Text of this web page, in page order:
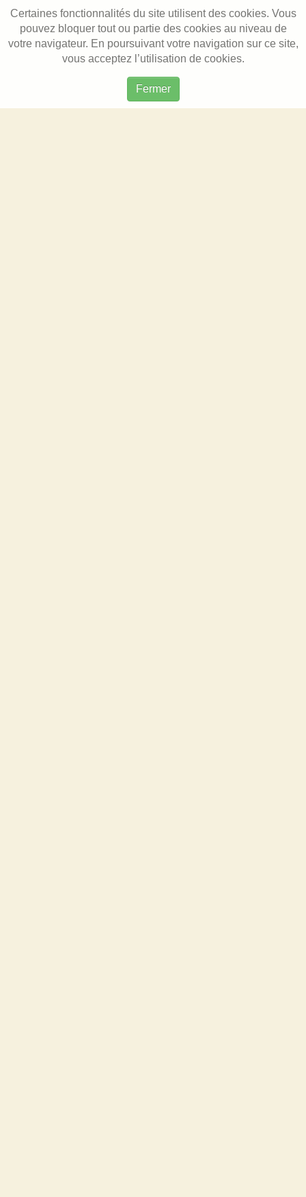
Certaines fonctionnalités du site utilisent des cookies. Vous
pouvez bloquer tout ou partie des cookies au niveau de
votre navigateur. En poursuivant votre navigation sur ce site,
vous acceptez l’utilisation de cookies.
Fermer